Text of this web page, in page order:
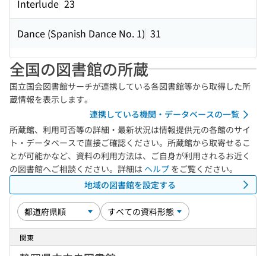
Interlude 23
Dance (Spanish Dance No. 1) 31
全国の図書館の所蔵
国立国会図書館サーチが連携している各図書館等から取得した所
蔵情報を表示します。
連携している機関・データベースの一覧
所蔵館、利用可否等の詳細・最新状況は情報提供元の各館のサイ
ト・データベースで直接ご確認ください。所蔵館から取寄せるこ
とが可能かなど、資料の利用方法は、ご自身が利用されるお近く
の図書館へご相談ください。詳細は ヘルプ をご覧ください。
地域の図書館を設定する
関東